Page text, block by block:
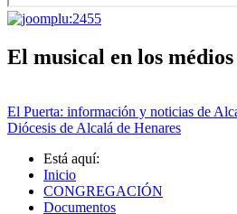
El musical en los
El Puerta: información y noticias de
Diócesis de Alcalá de Henares
Está aquí:
Inicio
CONGREGACIÓN
Documentos